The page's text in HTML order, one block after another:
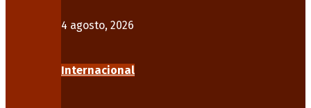
4 agosto, 2026
Internacional